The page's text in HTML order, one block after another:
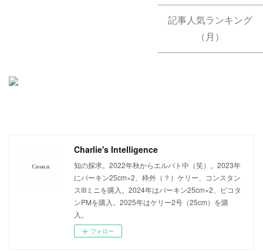
記事人気ランキング
（月）
Charlie's Intelligence
知の探求。2022年秋からエルパト中（笑）。2023年
にバーキン25cm×2、枠外（？）ケリー、コンスタン
スIIIミニを購入。2024年はバーキン25cm×2、ピコタ
ンPMを購入。2025年はケリー2号（25cm）を購
入。
フォロー